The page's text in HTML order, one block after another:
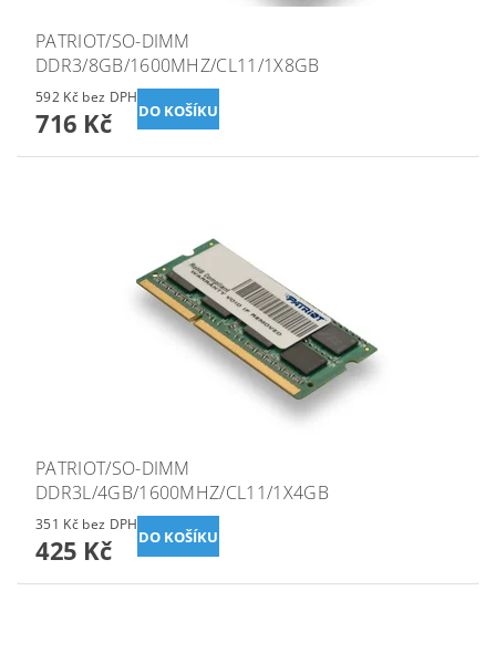
PATRIOT/SO-DIMM
DDR3/8GB/1600MHZ/CL11/1X8GB
592 Kč bez DPH
716 Kč
PATRIOT/SO-DIMM
DDR3L/4GB/1600MHZ/CL11/1X4GB
351 Kč bez DPH
425 Kč